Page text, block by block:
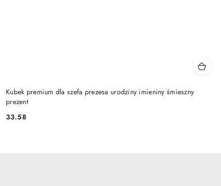
Kubek premium dla szefa prezesa urodziny imieniny śmieszny
prezent
Cena:
33.58